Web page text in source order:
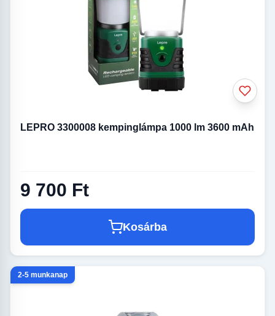
LEPRO 3300008 kempinglámpa 1000 lm 3600 mAh
9 700 Ft
Kosárba
2-5 munkanap